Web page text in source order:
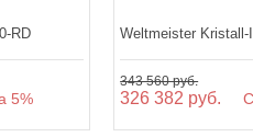
RD
5%
Weltmeister Kristall-
343 560 руб.
326 382 руб.